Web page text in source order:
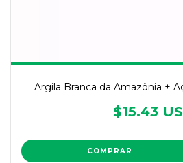
Argila Branca da Amazônia +
$15.43